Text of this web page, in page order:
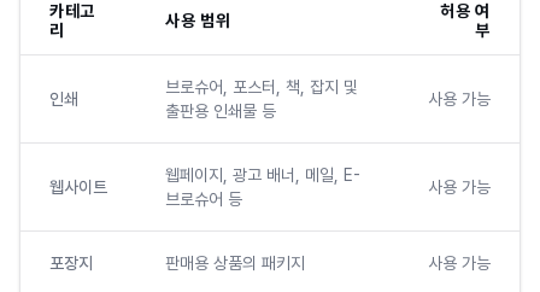
카테고
리
사용 범위
허용 여
부
인쇄
브로슈어, 포스터, 책, 잡지 및
출판용 인쇄물 등
사용 가능
웹사이트
웹페이지, 광고 배너, 메일, E-
브로슈어 등
사용 가능
포장지 판매용 상품의 패키지 사용 가능